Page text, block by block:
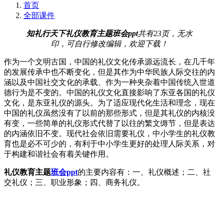
首页
全部课件
知礼行天下礼仪教育主题班会ppt共有23页，无水
印，可自行修改编辑，欢迎下载！
作为一个文明古国，中国的礼仪文化传承源远流长，在几千年
的发展传承中也不断变化，但是其作为中华民族人际交往的内
涵以及中国社交文化的承载、作为一种夹杂着中国传统入世道
德行为是不变的。中国的礼仪文化直接影响了东亚各国的礼仪
文化，是东亚礼仪的源头。为了适应现代化生活和理念，现在
中国的礼仪虽然没有了以前的那些形式，但是其礼仪的内核没
有变，一些简单的礼仪形式代替了以往的繁文缛节，但是表达
的内涵依旧不变。现代社会依旧需要礼仪，中小学生的礼仪教
育也是必不可少的，有利于中小学生更好的处理人际关系，对
于构建和谐社会有着关键作用。
礼仪教育主题班会ppt的主要内容有：一、礼仪概述；二、社
交礼仪；三、职业形象；四、商务礼仪。